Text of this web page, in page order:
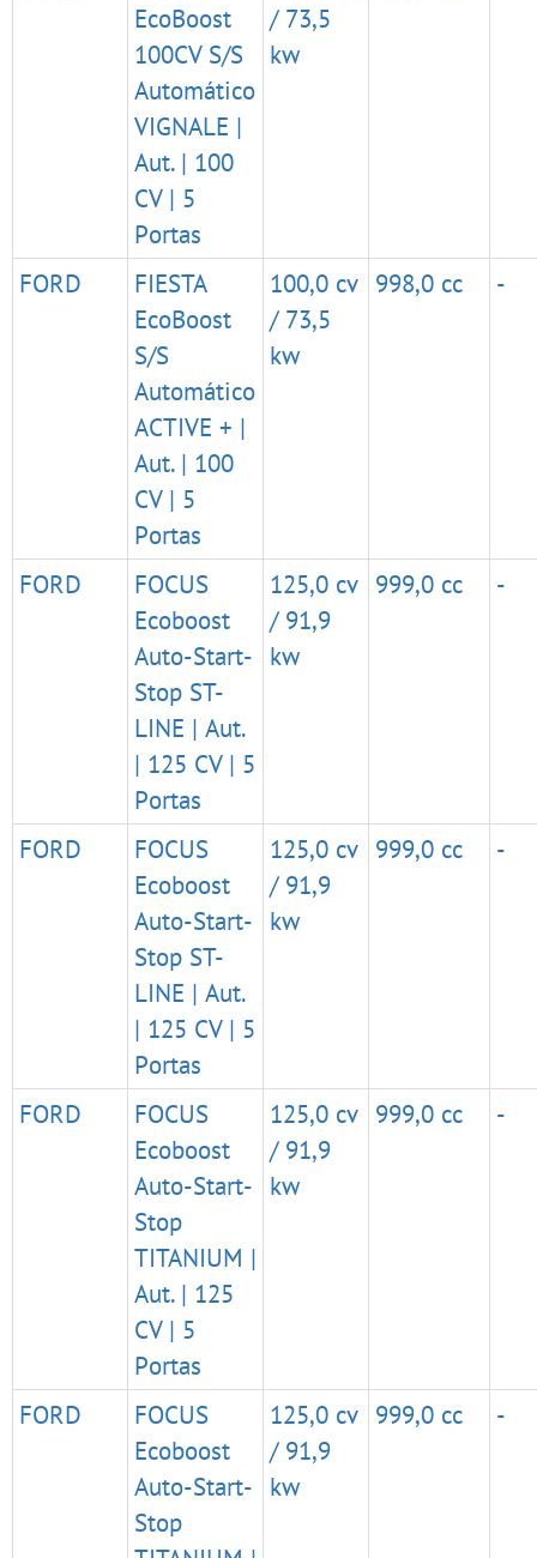
EcoBoost
100CV S/S
Automático
VIGNALE |
Aut. | 100
CV | 5
Portas
/ 73,5
kw
FORD
FIESTA
EcoBoost
S/S
Automático
ACTIVE + |
Aut. | 100
CV | 5
Portas
100,0 cv
/ 73,5
kw
998,0 cc -
FORD
FOCUS
Ecoboost
Auto-Start-
Stop ST-
LINE | Aut.
| 125 CV | 5
Portas
125,0 cv
/ 91,9
kw
999,0 cc -
FORD
FOCUS
Ecoboost
Auto-Start-
Stop ST-
LINE | Aut.
| 125 CV | 5
Portas
125,0 cv
/ 91,9
kw
999,0 cc -
FORD
FOCUS
Ecoboost
Auto-Start-
Stop
TITANIUM |
Aut. | 125
CV | 5
Portas
125,0 cv
/ 91,9
kw
999,0 cc -
FORD
FOCUS
Ecoboost
Auto-Start-
Stop
125,0 cv
/ 91,9
kw
999,0 cc -